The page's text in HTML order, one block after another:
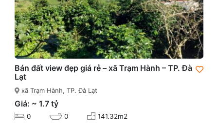
Bán đất view đẹp giá rẻ – xã Trạm Hành – TP. Đà
Lạt
xã Trạm Hành, TP. Đà Lạt
Giá: ~ 1.7 tỷ
0 0 141.32m2